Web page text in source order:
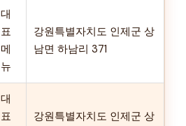
대
표
메
뉴
강원특별자치도 인제군 상
남면 하남리 371
대
표
강원특별자치도 인제군 상